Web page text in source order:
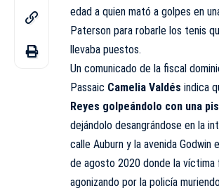
edad a quien mató a golpes en
Paterson para robarle los tenis
llevaba puestos.
Un comunicado de la fiscal
Passaic Camelia Valdés indica
Reyes golpeándolo con una
dejándolo desangrándose en la
calle Auburn y la avenida Godwin
de agosto 2020 donde la víctima
agonizando por la policía